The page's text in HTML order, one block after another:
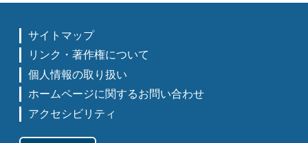
サイトマップ
リンク・著作権について
個人情報の取り扱い
ホームページに関するお問い合わせ
アクセシビリティ